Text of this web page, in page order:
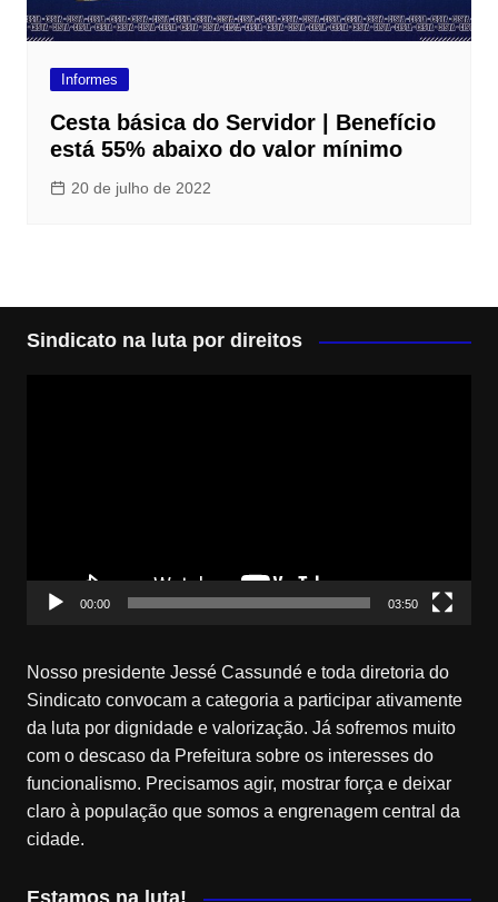
Informes
Cesta básica do Servidor | Benefício
está 55% abaixo do valor mínimo
20 de julho de 2022
Sindicato na luta por direitos
00:00 03:50
Nosso presidente Jessé Cassundé e toda diretoria do
Sindicato convocam a categoria a participar ativamente
da luta por dignidade e valorização. Já sofremos muito
com o descaso da Prefeitura sobre os interesses do
funcionalismo. Precisamos agir, mostrar força e deixar
claro à população que somos a engrenagem central da
cidade.